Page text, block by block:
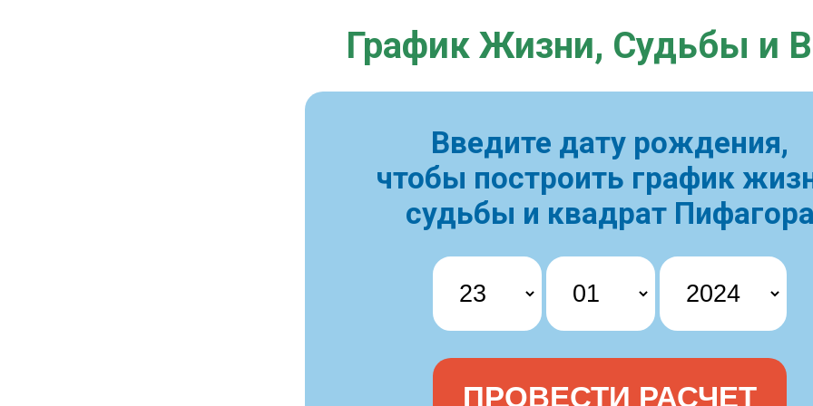
График Жизни, Судьбы и
Введите дату рождения,
чтобы построить график
судьбы и квадрат Пифагора
ПРОВЕСТИ РАСЧЕТ